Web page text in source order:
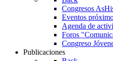
Congresos
Eventos
Agenda de
Foros
Congreso
Publicaciones